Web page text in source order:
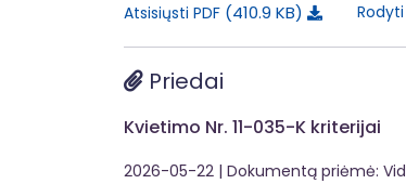
Atsisiųsti PDF 410.9 KB
Priedai
Kvietimo Nr. 11-035-K kriterijai
2026-05-22 | Dokumentą priėmė: